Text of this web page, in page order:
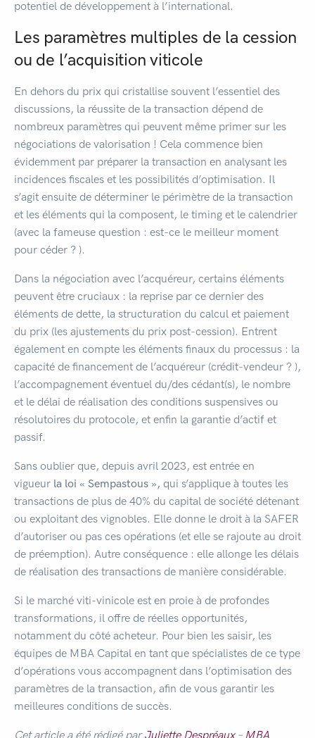
potentiel de développement à l’international.
Les paramètres multiples de la cession
ou de l’acquisition viticole
En dehors du prix qui cristallise souvent l’essentiel des
discussions, la réussite de la transaction dépend de
nombreux paramètres qui peuvent même primer sur les
négociations de valorisation ! Cela commence bien
évidemment par préparer la transaction en analysant les
incidences fiscales et les possibilités d’optimisation. Il
s’agit ensuite de déterminer le périmètre de la transaction
et les éléments qui la composent, le timing et le calendrier
(avec la fameuse question : est-ce le meilleur moment
pour céder ? ).
Dans la négociation avec l’acquéreur, certains éléments
peuvent être cruciaux : la reprise par ce dernier des
éléments de dette, la structuration du calcul et paiement
du prix (les ajustements du prix post-cession). Entrent
également en compte les éléments finaux du processus : la
capacité de financement de l’acquéreur (crédit-vendeur ? ),
l’accompagnement éventuel du/des cédant(s), le nombre
et le délai de réalisation des conditions suspensives ou
résolutoires du protocole, et enfin la garantie d’actif et
passif.
Sans oublier que, depuis avril 2023, est entrée en
vigueur la loi « Sempastous », qui s’applique à toutes les
transactions de plus de 40% du capital de société détenant
ou exploitant des vignobles. Elle donne le droit à la SAFER
d’autoriser ou pas ces opérations (et elle se rajoute au droit
de préemption). Autre conséquence : elle allonge les délais
de réalisation des transactions de manière considérable.
Si le marché viti-vinicole est en proie à de profondes
transformations, il offre de réelles opportunités,
notamment du côté acheteur. Pour bien les saisir, les
équipes de MBA Capital en tant que spécialistes de ce type
d’opérations vous accompagnent dans l’optimisation des
paramètres de la transaction, afin de vous garantir les
meilleures conditions de succès.
Cet article a été rédigé parJuliette Despréaux– MBA